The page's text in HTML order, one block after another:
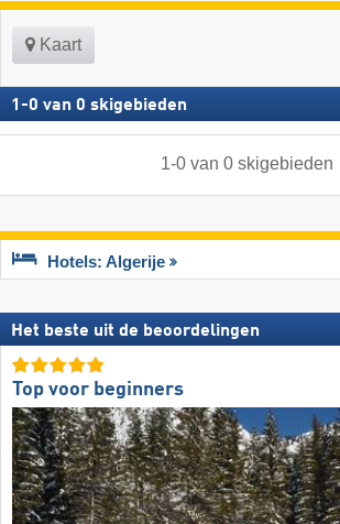
Kaart
1 -0 van 0 skigebieden
1-0van 0 skigebieden
Hotels: Algerije
Het beste uit de beoordelingen
Top voor beginners